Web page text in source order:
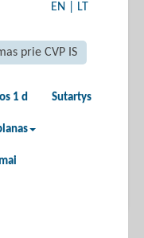
EN LT
prie CVP IS
1 d Sutartys